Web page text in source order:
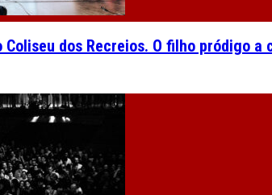
Coliseu dos Recreios. O filho pródigo